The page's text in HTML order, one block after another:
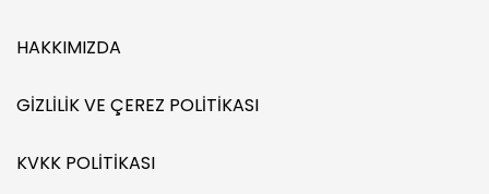
HAKKIMIZDA
GIZLILIK VE ÇEREZ POLITIKASI
KVKK POLITIKASI